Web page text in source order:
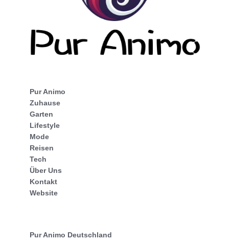
Pur Animo
Zuhause
Garten
Lifestyle
Mode
Reisen
Tech
Über Uns
Kontakt
Website
Pur Animo Deutschland